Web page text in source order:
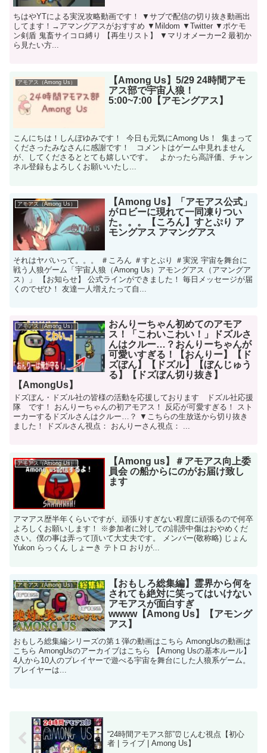
ちはやYTによる実況攻略動画です！ ▼サブで配信の切り抜き動画出
してます！→アマングアスがおすすめ ▼Mildom ▼Twitter ▼ポケモ
ン剣盾 鬼畜サイコロ縛り 【再生リスト】 ▼マリオメーカー2 最初か
ら見たい方...
アモアス（Among Us）
【Among Us】5/29 24時間アモ
アス部で宇宙人狼！
5:00~7:00【アモングアス】
こんにちは！しんぽゆみです！ 今日も元気にAmong Us！ 集まって
くださったみなさんに感謝です！ コメントはゲーム中見れません
が、してくださるととても嬉しいです。 よかったら高評価、チャン
ネル登録もよろしくお願いいたし...
アモアス（Among Us）
【Among Us】「アモアス公式」
がロビーに現れて一同凍りつい
た。。。【ころん】すとぷり ア
モングアス アマングアス
それはヤバいって。。。 ＃ころん ＃すとぷり ＃実況 宇宙を舞台に
戦う人狼ゲーム「宇宙人狼（Among Us）アモングアス（アマングア
ス）」 【お知らせ】 公式ラインができました！ 毎日メッセージが届
くのでぜひ！ 友達一人増えたって自...
アモアス（Among Us）
おんりーちゃん初めてのアモア
ス！「こわいこわい！」ドズルさ
んはクルー…？おんりーちゃんが
可愛いすぎる！【おんりー】【ド
ズぼん】【ドズル】【ぼんじゅう
る】【ドズぼん切り抜き】
【AmongUs】
ドズぼん・ドズル社の皆様の活動を応援しております ドズル社応援
隊 です！ おんりーちゃんの初アモアス！ 反応が可愛すぎる！ スト
ーカーするドズルさんはクルー…？ ▼こちらの生放送から切り抜き
ました！ ドズルさん視点： おんりーさん視点： ...
アモアス（Among Us）
【Among us】＃アモアス向上委
員会 の船からにのがお届け致し
ます
アマアス歴半年くらいですが、頑張りすぎない程度に頑張るので何卒
よろしくお願いします！ ※参加者に対しての誹謗中傷はおやめくだ
さい。僕の事は弄って頂いて大丈夫です。 メンバー(敬称略) じょん
Yukon らっくん しょーき テトロ おりが...
アモアス（Among Us）
【おもしろ総集編】霊界から何を
されても絶対に笑ってはいけない
アモアスが面白すぎ
wwww【Among Us】【アモング
アス】
おもしろ総集編シリーズの第１弾の動画はこちら AmongUsの動画は
こちら AmongUsのアーカイブはこちら 【Among Usの基本ルール】
4人から10人のプレイヤーで遊べる宇宙を舞台にした人狼系ゲーム。
プレイヤーは...
“24時間アモアス部”⏰じんむ視点【初心
者 | ライブ | Among Us】